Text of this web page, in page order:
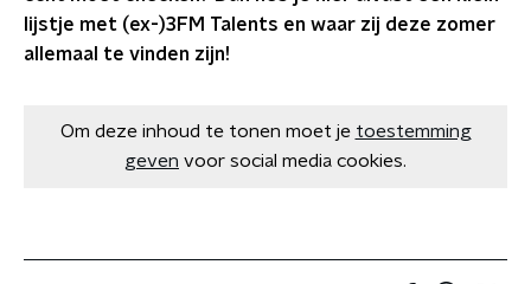
lijstje met (ex-)3FM Talents en waar zij deze zomer
allemaal te vinden zijn!
Om deze inhoud te tonen moet je toestemming
geven voor social media cookies.